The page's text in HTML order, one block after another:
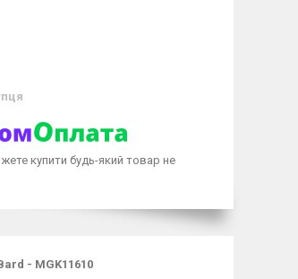
купити будь-який товар не
- MGK11610